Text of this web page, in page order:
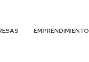
EMPRENDIMIENTO